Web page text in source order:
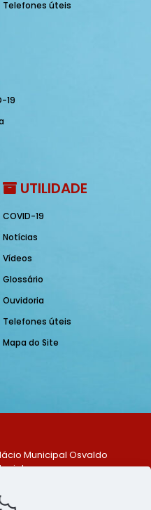
Telefones úteis
19
UTILIDADE
COVID-19
Notícias
Vídeos
Glossário
Ouvidoria
Telefones úteis
Mapa do Site
Municipal Osvaldo
PE. CEP: 553370-128